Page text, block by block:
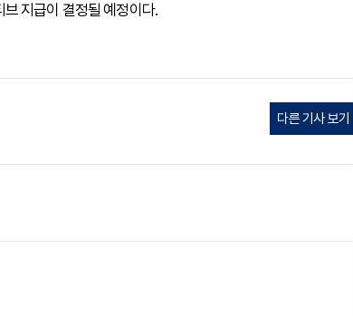
지급이 결정될 예정이다.
다른 기사 보기